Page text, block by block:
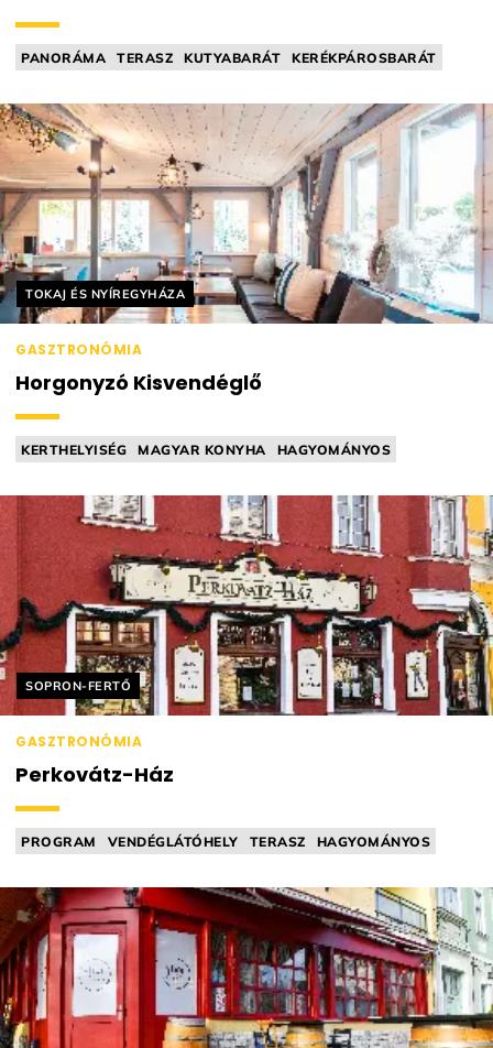
PANORÁMA TERASZ KUTYABARÁT
KERÉKPÁROSBARÁT
Helyszín címkék:
TOKAJ ÉS NYÍREGYHÁZA
GASZTRONÓMIA
Horgonyzó Kisvendéglő
KERTHELYISÉG MAGYAR KONYHA
HAGYOMÁNYOS
Helyszín címkék:
SOPRON-FERTŐ
GASZTRONÓMIA
Perkovátz-Ház
PROGRAM VENDÉGLÁTÓHELY TERASZ
HAGYOMÁNYOS